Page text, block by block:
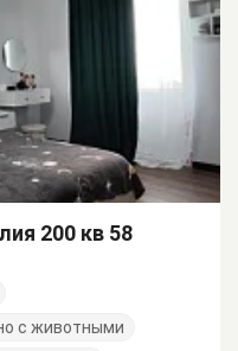
200 кв 58
с животными